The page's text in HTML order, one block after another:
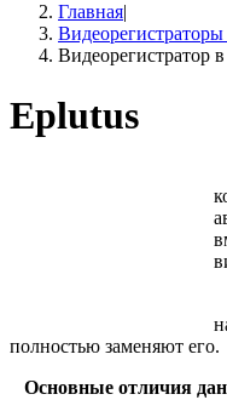
Главная|
Видеорегистратор
Eplutus
полностью заменяют его.
Основные отличия